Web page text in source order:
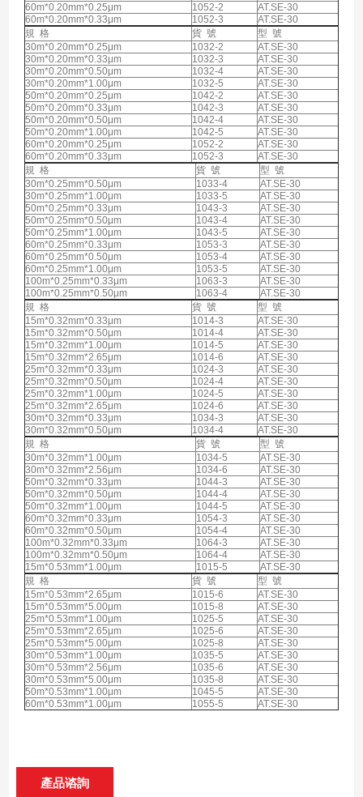
60m*0.20mm*0.25μm
1052-2
AT.SE-30
60m*0.20mm*0.33μm
1052-3
AT.SE-30
規 格
貨 號
型 號
30m*0.20mm*0.25μm
1032-2
AT.SE-30
30m*0.20mm*0.33μm
1032-3
AT.SE-30
30m*0.20mm*0.50μm
1032-4
AT.SE-30
30m*0.20mm*1.00μm
1032-5
AT.SE-30
50m*0.20mm*0.25μm
1042-2
AT.SE-30
50m*0.20mm*0.33μm
1042-3
AT.SE-30
50m*0.20mm*0.50μm
1042-4
AT.SE-30
50m*0.20mm*1.00μm
1042-5
AT.SE-30
60m*0.20mm*0.25μm
1052-2
AT.SE-30
60m*0.20mm*0.33μm
1052-3
AT.SE-30
規 格
貨 號
型 號
30m*0.25mm*0.50μm
1033-4
AT.SE-30
30m*0.25mm*1.00μm
1033-5
AT.SE-30
50m*0.25mm*0.33μm
1043-3
AT.SE-30
50m*0.25mm*0.50μm
1043-4
AT.SE-30
50m*0.25mm*1.00μm
1043-5
AT.SE-30
60m*0.25mm*0.33μm
1053-3
AT.SE-30
60m*0.25mm*0.50μm
1053-4
AT.SE-30
60m*0.25mm*1.00μm
1053-5
AT.SE-30
100m*0.25mm*0.33μm
1063-3
AT.SE-30
100m*0.25mm*0.50μm
1063-4
AT.SE-30
規 格
貨 號
型 號
15m*0.32mm*0.33μm
1014-3
AT.SE-30
15m*0.32mm*0.50μm
1014-4
AT.SE-30
15m*0.32mm*1.00μm
1014-5
AT.SE-30
15m*0.32mm*2.65μm
1014-6
AT.SE-30
25m*0.32mm*0.33μm
1024-3
AT.SE-30
25m*0.32mm*0.50μm
1024-4
AT.SE-30
25m*0.32mm*1.00μm
1024-5
AT.SE-30
25m*0.32mm*2.65μm
1024-6
AT.SE-30
30m*0.32mm*0.33μm
1034-3
AT.SE-30
30m*0.32mm*0.50μm
1034-4
AT.SE-30
規 格
貨 號
型 號
30m*0.32mm*1.00μm
1034-5
AT.SE-30
30m*0.32mm*2.56μm
1034-6
AT.SE-30
50m*0.32mm*0.33μm
1044-3
AT.SE-30
50m*0.32mm*0.50μm
1044-4
AT.SE-30
50m*0.32mm*1.00μm
1044-5
AT.SE-30
60m*0.32mm*0.33μm
1054-3
AT.SE-30
60m*0.32mm*0.50μm
1054-4
AT.SE-30
100m*0.32mm*0.33μm
1064-3
AT.SE-30
100m*0.32mm*0.50μm
1064-4
AT.SE-30
15m*0.53mm*1.00μm
1015-5
AT.SE-30
規 格
貨 號
型 號
15m*0.53mm*2.65μm
1015-6
AT.SE-30
15m*0.53mm*5.00μm
1015-8
AT.SE-30
25m*0.53mm*1.00μm
1025-5
AT.SE-30
25m*0.53mm*2.65μm
1025-6
AT.SE-30
25m*0.53mm*5.00μm
1025-8
AT.SE-30
30m*0.53mm*1.00μm
1035-5
AT.SE-30
30m*0.53mm*2.56μm
1035-6
AT.SE-30
30m*0.53mm*5.00μm
1035-8
AT.SE-30
50m*0.53mm*1.00μm
1045-5
AT.SE-30
60m*0.53mm*1.00μm
1055-5 AT.SE-30
產品谘詢